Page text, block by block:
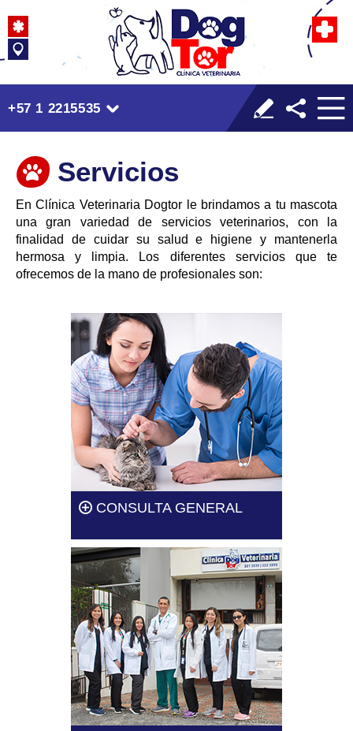
+57 1 2215535
Servicios
En Clínica Veterinaria Dogtor le brindamos a tu mascota
una gran variedad de servicios veterinarios, con la
finalidad de cuidar su salud e higiene y mantenerla
hermosa y limpia. Los diferentes servicios que te
ofrecemos de la mano de profesionales son:
CONSULTA GENERAL
En una consulta se revisará el
estado general de salud de la
mascota.
Leer más